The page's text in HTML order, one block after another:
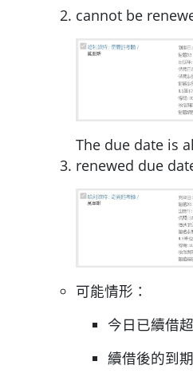
cannot be
The due date is
renewed due
可能情形：
今日已續借
續借後的到